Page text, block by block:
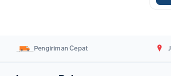
Pengiriman Cepat